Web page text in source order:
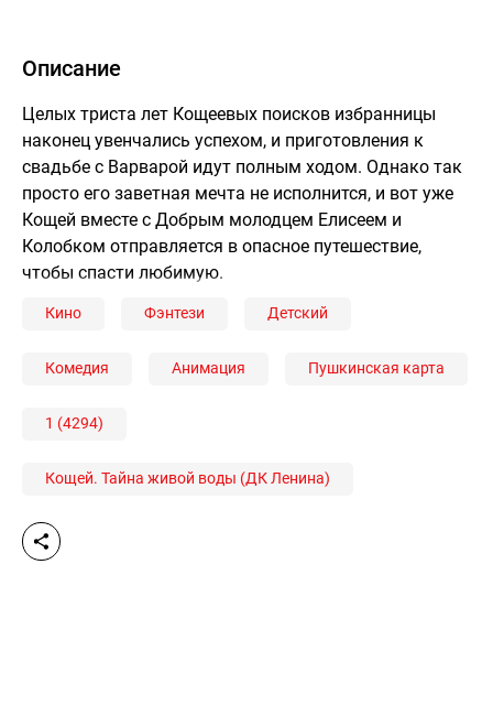
Описание
Целых триста лет Кощеевых поисков избранницы
наконец увенчались успехом, и приготовления к
свадьбе с Варварой идут полным ходом. Однако так
просто его заветная мечта не исполнится, и вот уже
Кощей вместе с Добрым молодцем Елисеем и
Колобком отправляется в опасное путешествие,
чтобы спасти любимую.
Кино Фэнтези Детский
Комедия Анимация Пушкинская карта
1 (4294)
Кощей. Тайна живой воды (ДК Ленина)